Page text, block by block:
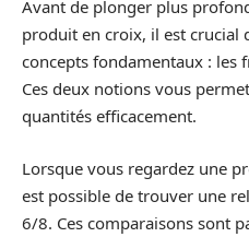
Avant de plonger plus
produit en croix, il est crucial
concepts fondamentaux : les
Ces deux notions vous
quantités efficacement.
Lorsque vous regardez une
est possible de trouver une
6/8. Ces comparaisons sont